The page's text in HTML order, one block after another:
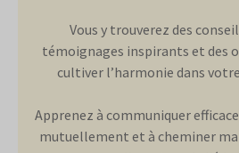
Vous y trouverez des
témoignages inspirants et des
cultiver l’harmonie dans
Apprenez à communiquer
mutuellement et à cheminer